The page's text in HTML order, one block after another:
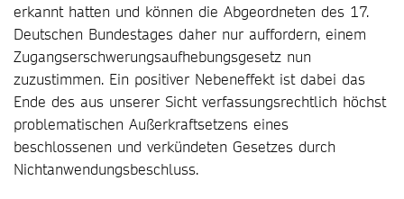
erkannt hatten und können die Abgeordneten des 17.
Deutschen Bundestages daher nur auffordern, einem
Zugangserschwerungsaufhebungsgesetz nun
zuzustimmen. Ein positiver Nebeneffekt ist dabei das
Ende des aus unserer Sicht verfassungsrechtlich höchst
problematischen Außerkraftsetzens eines
beschlossenen und verkündeten Gesetzes durch
Nichtanwendungsbeschluss.